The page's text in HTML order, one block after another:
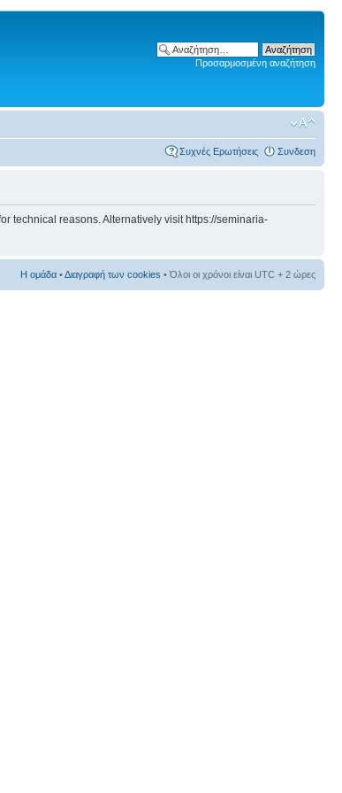
Προσαρμοσμένη αναζήτηση
Συχνές Ερωτήσεις Συνδεση
for technical reasons. Alternatively visit https://seminaria-
Η ομάδα •Διαγραφή των cookies • Όλοι οι χρόνοι είναι UTC + 2 ώρες